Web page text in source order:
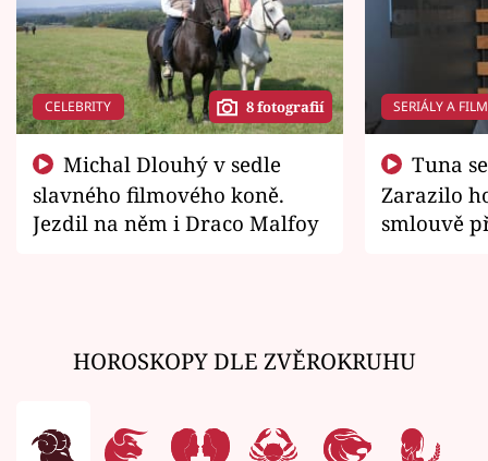
CELEBRITY 8 fotografií
slavného filmového koně.
Jezdil na něm i Draco Malfoy
SERIÁLY A
Zarazilo
smlouvě
HOROSKOPY DLE ZVĚROKRUHU